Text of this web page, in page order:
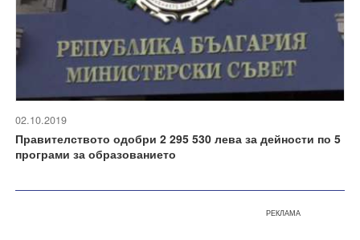
02.10.2019
Правителството одобри 2 295 530 лева за дейности по 5
програми за образованието
РЕКЛАМА